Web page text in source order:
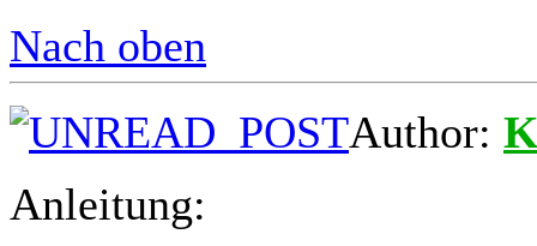
Nach oben
Author:
Anleitung: